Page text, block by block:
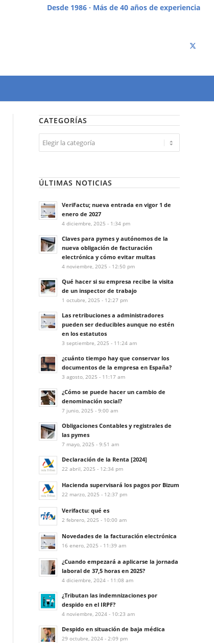
Desde 1986 · Más de 40 años de experiencia
CATEGORÍAS
Categorías
ÚLTIMAS NOTICIAS
VeriFactu; nueva entrada en vigor 1 de
enero de 2027
4 diciembre, 2025 - 1:34 pm
Claves para pymes y autónomos de la
nueva obligación de facturación
electrónica y cómo evitar multas
4 noviembre, 2025 - 12:50 pm
Qué hacer si su empresa recibe la visita
de un inspector de trabajo
1 octubre, 2025 - 12:27 pm
Las retribuciones a administradores
pueden ser deducibles aunque no estén
en los estatutos
3 septiembre, 2025 - 11:24 am
¿cuánto tiempo hay que conservar los
documentos de la empresa en España?
3 agosto, 2025 - 11:17 am
¿Cómo se puede hacer un cambio de
denominación social?
7 junio, 2025 - 9:00 am
Obligaciones Contables y registrales de
las pymes
7 mayo, 2025 - 9:51 am
Declaración de la Renta [2024]
22 abril, 2025 - 12:34 pm
Hacienda supervisará los pagos por Bizum
22 marzo, 2025 - 12:37 pm
Verifactu: qué es
2 febrero, 2025 - 10:00 am
Novedades de la facturación electrónica
16 enero, 2025 - 11:39 am
¿Cuando empezará a aplicarse la jornada
laboral de 37,5 horas en 2025?
4 diciembre, 2024 - 11:08 am
¿Tributan las indemnizaciones por
despido en el IRPF?
4 noviembre, 2024 - 10:23 am
Despido en situación de baja médica
29 octubre, 2024 - 2:09 pm